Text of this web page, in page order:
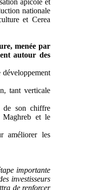
apicole et
nationale
et Cerea
menée par
autour des
tant verticale
de son chiffre
Maghreb et le
améliorer les
importante
investisseurs
de renforcer